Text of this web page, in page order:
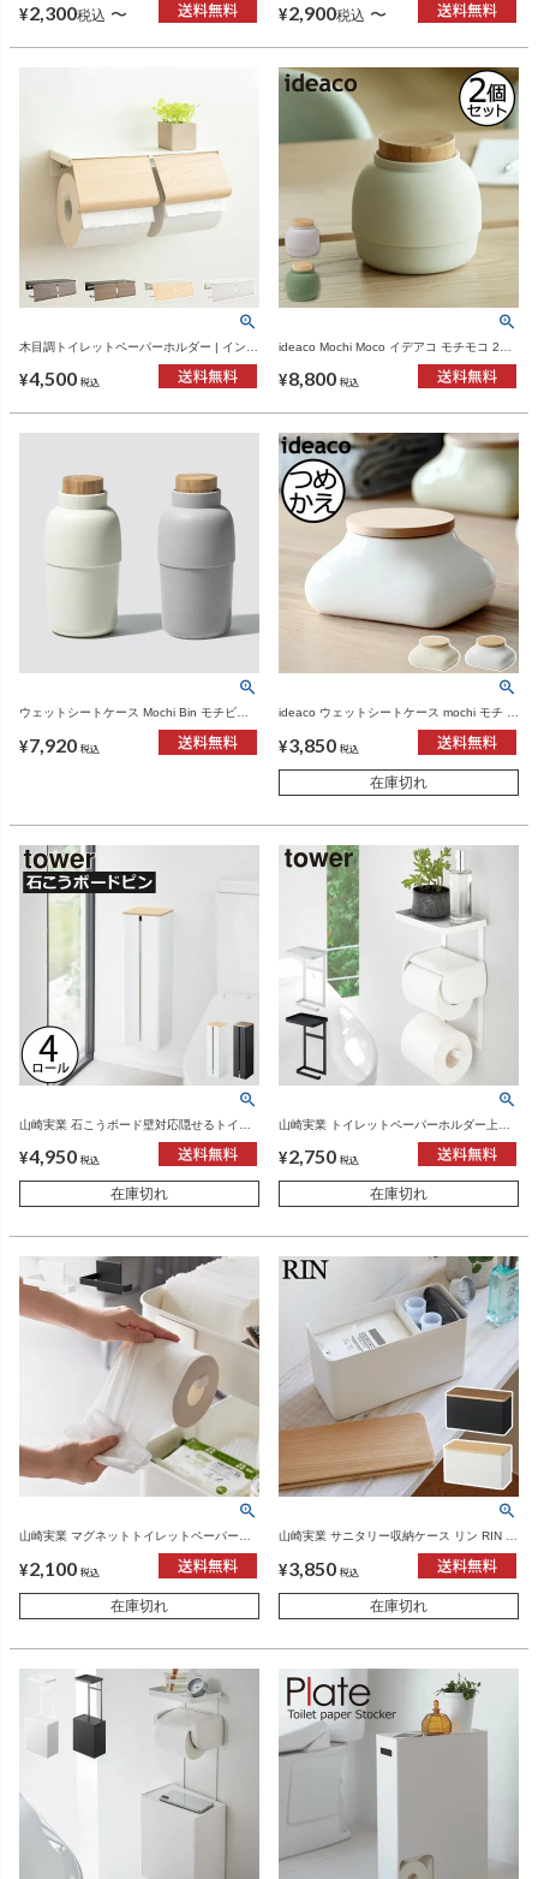
¥2,300税込 〜 ¥2,900税込 〜
木目調トイレットペーパーホルダー | インテ
¥4,500 税込
ideaco Mochi Moco イデアコ モチモコ 2個
ュケース
¥8,800 税込
ウェットシートケース Mochi Bin モチビン 2
個セット | インテリア雑貨・ウェットティッ
シュケース
¥7,920 税込
ideaco ウェットシートケース mochi モチ |
インテリア雑貨・ウェットティッシュケース
¥3,850 税込
在庫切れ
山崎実業 石こうボード壁対応隠せるトイレ
雑貨・タワーシリーズ
¥4,950 税込
在庫切れ
山崎実業 トイレットペーパーホルダー上ラ
シリーズ
¥2,750 税込
在庫切れ
山崎実業 マグネットトイレットペーパーホ
ルダー タワー tower | トイレ雑貨・タワーシ
リーズ
¥2,100 税込
在庫切れ
山崎実業 サニタリー収納ケース リン RIN |
インテリア雑貨・リンシリーズ
¥3,850 税込
在庫切れ